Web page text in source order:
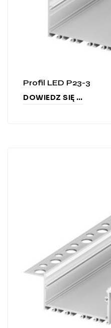
Profil LED P23-3
DOWIEDZ SIĘ WIĘCEJ